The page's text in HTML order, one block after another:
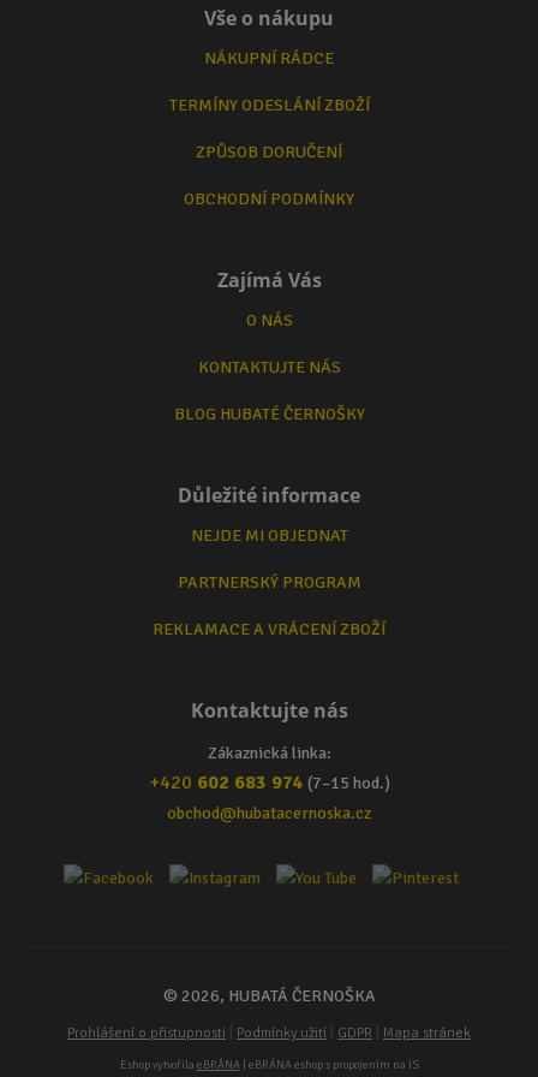
Vše o nákupu
NÁKUPNÍ RÁDCE
TERMÍNY ODESLÁNÍ ZBOŽÍ
ZPŮSOB DORUČENÍ
OBCHODNÍ PODMÍNKY
Zajímá Vás
O NÁS
KONTAKTUJTE NÁS
BLOG HUBATÉ ČERNOŠKY
Důležité informace
NEJDE MI OBJEDNAT
PARTNERSKÝ PROGRAM
REKLAMACE A VRÁCENÍ ZBOŽÍ
Kontaktujte nás
Zákaznická linka:
+420 602 683 974 (7–15 hod.)
obchod@hubatacernoska.cz
© 2026, HUBATÁ ČERNOŠKA
Prohlášení o přístupnosti Podmínky užití GDPR Mapa stránek
Eshop vytvořila eBRÁNA| eBRÁNA eshop s propojením na IS